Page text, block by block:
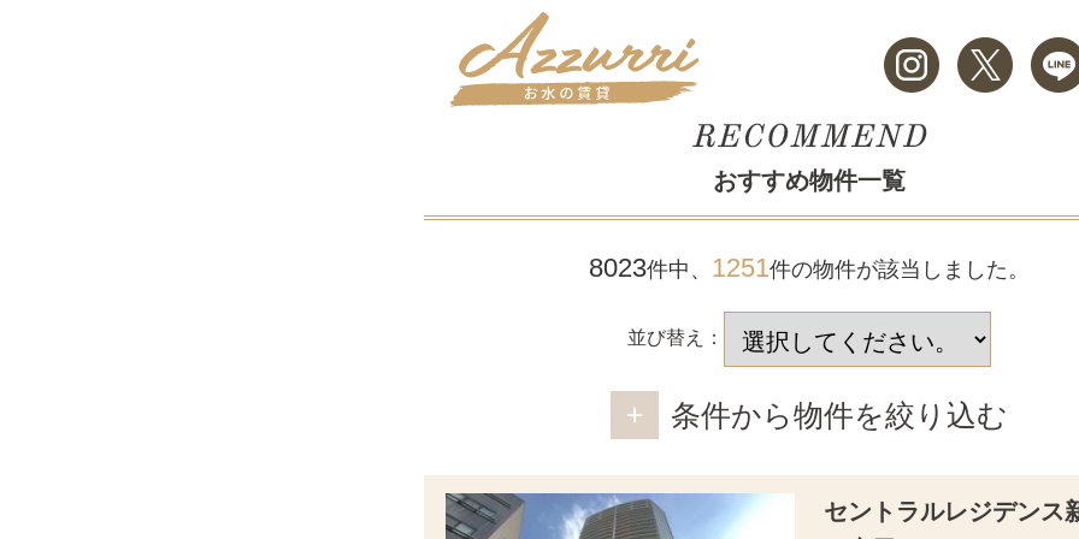
おすすめ物件一覧
8023件中、 1251件の物件が該当しました。
並び替え：
条件から物件を絞り込む
セントラルレジデンス